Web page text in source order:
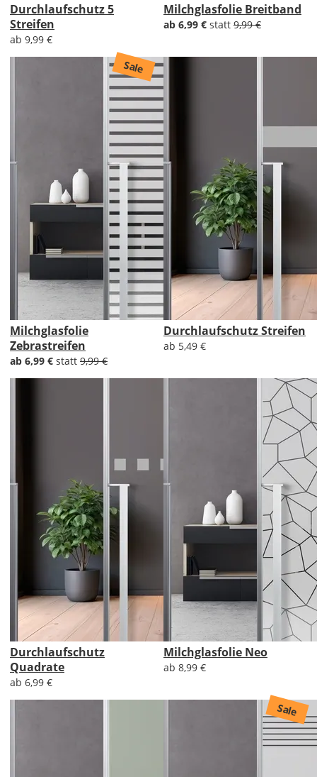
Durchlaufschutz 5
Streifen
ab 9,99 €
Milchglasfolie Breitband
ab 6,99 € statt 9,99 €
Sale
Milchglasfolie
Zebrastreifen
ab 6,99 € statt 9,99 €
Durchlaufschutz Streifen
ab 5,49 €
Durchlaufschutz
Quadrate
ab 6,99 €
Milchglasfolie Neo
ab 8,99 €
Sale